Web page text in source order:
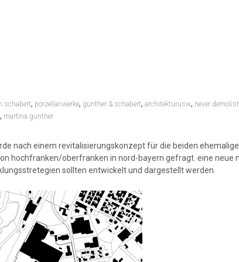
schabert, porzellanwerke, günther & schabert,architekturusw, never
, martina günther
nach einem revitalisierungskonzept für die beiden
hochfranken/oberfranken in nord-bayern gefragt. eine neue
sollten entwickelt und dargestellt werden.